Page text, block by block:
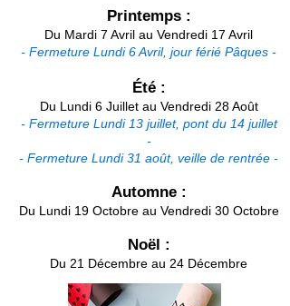
Printemps :
Du Mardi 7 Avril au Vendredi 17 Avril
- Fermeture Lundi 6 Avril, jour férié Pâques -
Été :
Du Lundi 6 Juillet au Vendredi 28 Août
- Fermeture Lundi 13 juillet, pont du 14 juillet
-
- Fermeture Lundi 31 août, veille de rentrée -
Automne :
Du Lundi 19 Octobre au Vendredi 30 Octobre
Noël :
Du 21 Décembre au 24 Décembre